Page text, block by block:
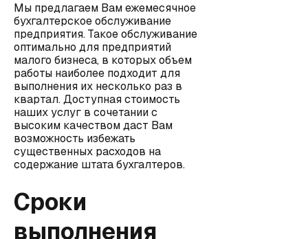
Мы предлагаем Вам ежемесячное
бухгалтерское обслуживание
предприятия. Такое обслуживание
оптимально для предприятий
малого бизнеса, в которых объем
работы наиболее подходит для
выполнения их несколько раз в
квартал. Доступная стоимость
наших услуг в сочетании с
высоким качеством даст Вам
возможность избежать
существенных расходов на
содержание штата бухгалтеров.
Сроки
выполнения